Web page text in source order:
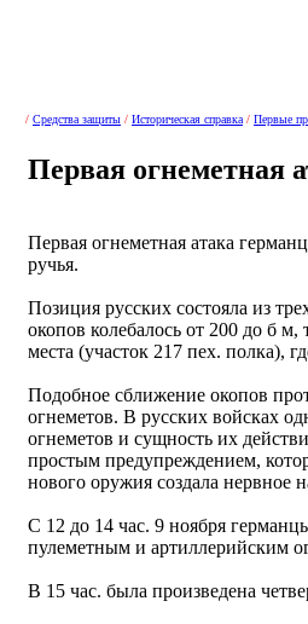
/ Средства защиты / Историческая справка / Первые
Первая огнеметная
Первая огнеметная атака
ручья.
Позиция русских состояла из
окопов колебалось от 200 до б
места (участок 217 пех. полка),
Подобное сближение окопов
огнеметов. В русских войсках
огнеметов и сущность их
простым предупреждением,
нового оружия создала нервное
С 12 до 14 час. 9 ноября
пулеметным и артиллерийским
В 15 час. была произведена